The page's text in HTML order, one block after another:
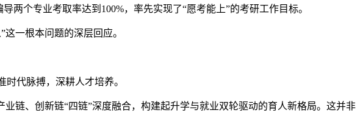
两个专业考取率达到100%，率先实现了“愿考能上”的考研工作目标。
一根本问题的深层回应。
代脉搏，深耕人才培养。
链、创新链“四链”深度融合，构建起升学与就业双轮驱动的育人新格局。这并非